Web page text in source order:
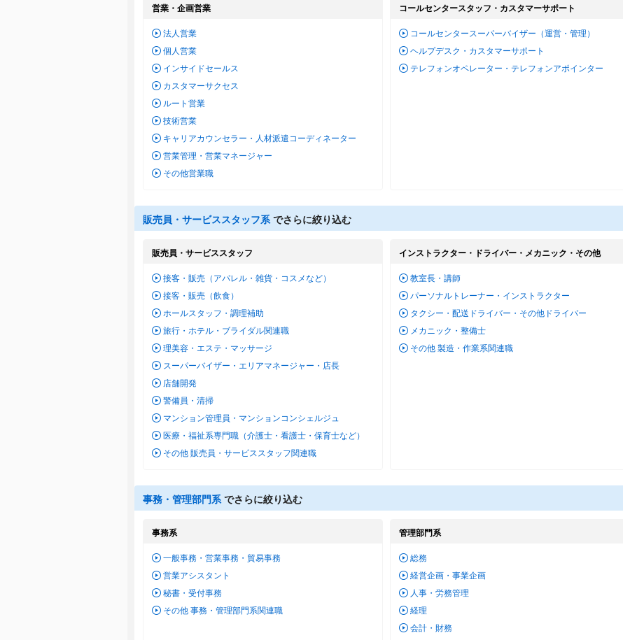
営業・企画営業
法人営業
個人営業
インサイドセールス
カスタマーサクセス
ルート営業
技術営業
キャリアカウンセラー・人材派遣コーディネーター
営業管理・営業マネージャー
その他営業職
コールセンタースタッフ・カスタマーサポート
コールセンタースーパーバイザー（運営・管理）
ヘルプデスク・カスタマーサポート
テレフォンオペレーター・テレフォンアポインター
販売員・サービススタッフ系 でさらに絞り込む
販売員・サービススタッフ
接客・販売（アパレル・雑貨・コスメなど）
接客・販売（飲食）
ホールスタッフ・調理補助
旅行・ホテル・ブライダル関連職
理美容・エステ・マッサージ
スーパーバイザー・エリアマネージャー・店長
店舗開発
警備員・清掃
マンション管理員・マンションコンシェルジュ
医療・福祉系専門職（介護士・看護士・保育士など）
その他 販売員・サービススタッフ関連職
インストラクター・ドライバー・メカニック・その他
教室長・講師
パーソナルトレーナー・インストラクター
タクシー・配送ドライバー・その他ドライバー
メカニック・整備士
その他 製造・作業系関連職
事務・管理部門系 でさらに絞り込む
事務系
一般事務・営業事務・貿易事務
営業アシスタント
秘書・受付事務
その他 事務・管理部門系関連職
管理部門系
総務
経営企画・事業企画
人事・労務管理
経理
会計・財務